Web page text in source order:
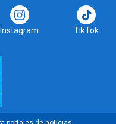
Instagram TikTok